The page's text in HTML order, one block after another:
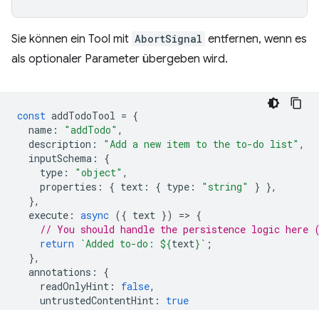
Sie können ein Tool mit AbortSignal entfernen, wenn es
als optionaler Parameter übergeben wird.
const addTodoTool = {
name : "addTodo" ,
description : "Add a new item to the to-do list" ,
inputSchema :
{
type : "object" ,
properties : { text : { type : "string" } },
},
execute : async ({ text }) => {
// You should handle the persistence logic here
return
`Added to-do: ${text} ` ;
},
annotations :
{
readOnlyHint : false,
untrustedContentHint :
true